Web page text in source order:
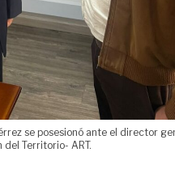
se posesionó ante el director
del Territorio- ART.